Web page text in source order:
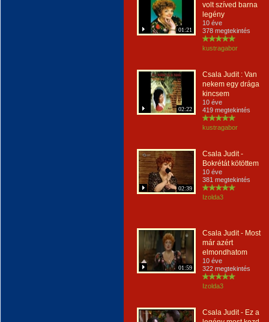
01:21
volt szíved barna
legény
10 éve
378 megtekintés
kustragabor
02:22
Csala Judit : Van
nekem egy drága
kincsem
10 éve
419 megtekintés
kustragabor
02:39
Csala Judit -
Bokrétát kötöttem
10 éve
381 megtekintés
Izolda3
01:59
Csala Judit - Most
már azért
elmondhatom
10 éve
322 megtekintés
Izolda3
Csala Judit - Ez a